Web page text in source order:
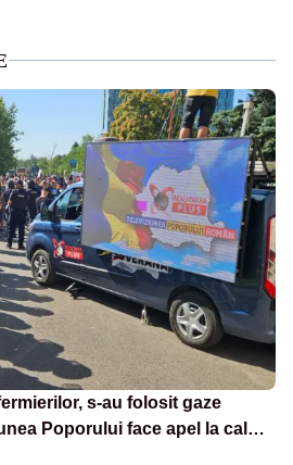
s-au folosit gaze
Poporului face apel la calm